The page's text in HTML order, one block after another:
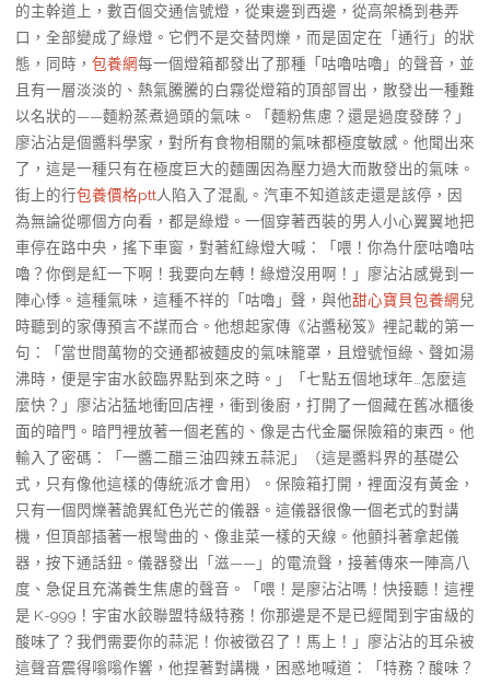
的主幹道上，數百個交通信號燈，從東邊到西邊，從高架橋到巷弄
口，全部變成了綠燈。它們不是交替閃爍，而是固定在「通行」的狀
態，同時， 包養網每一個燈箱都發出了那種「咕嚕咕嚕」的聲音，並
且有一層淡淡的、熱氣騰騰的白霧從燈箱的頂部冒出，散發出一種難
以名狀的——麵粉蒸煮過頭的氣味。「麵粉焦慮？還是過度發酵？」
廖沾沾是個醬料學家，對所有食物相關的氣味都極度敏感。他聞出來
了，這是一種只有在極度巨大的麵團因為壓力過大而散發出的氣味。
街上的行包養價格ptt人陷入了混亂。汽車不知道該走還是該停，因
為無論從哪個方向看，都是綠燈。一個穿著西裝的男人小心翼翼地把
車停在路中央，搖下車窗，對著紅綠燈大喊：「喂！你為什麼咕嚕咕
嚕？你倒是紅一下啊！我要向左轉！綠燈沒用啊！」廖沾沾感覺到一
陣心悸。這種氣味，這種不祥的「咕嚕」聲，與他甜心寶貝包養網 兒
時聽到的家傳預言不謀而合。他想起家傳《沾醬秘笈》裡記載的第一
句：「當世間萬物的交通都被麵皮的氣味籠罩，且燈號恒綠、聲如湯
沸時，便是宇宙水餃臨界點到來之時。」「七點五個地球年…怎麼這
麼快？」廖沾沾猛地衝回店裡，衝到後廚，打開了一個藏在舊冰櫃後
面的暗門。暗門裡放著一個老舊的、像是古代金屬保險箱的東西。他
輸入了密碼：「一醬二醋三油四辣五蒜泥」（這是醬料界的基礎公
式，只有像他這樣的傳統派才會用）。保險箱打開，裡面沒有黃金，
只有一個閃爍著詭異紅色光芒的儀器。這儀器很像一個老式的對講
機，但頂部插著一根彎曲的、像韭菜一樣的天線。他顫抖著拿起儀
器，按下通話鈕。儀器發出「滋——」的電流聲，接著傳來一陣高八
度、急促且充滿養生焦慮的聲音。「喂！是廖沾沾嗎！快接聽！這裡
是 K-999！宇宙水餃聯盟特級特務！你那邊是不是已經聞到宇宙級的
酸味了？我們需要你的蒜泥！你被徵召了！馬上！」廖沾沾的耳朵被
這聲音震得嗡嗡作響，他捏著對講機，困惑地喊道：「特務？酸味？